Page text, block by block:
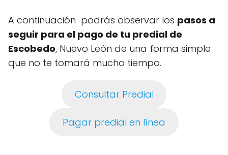
A continuación podrás observar los pasos a
seguir para el pago de tu predial de
Escobedo, Nuevo León de una forma simple
que no te tomará mucho tiempo.
Consultar Predial
Pagar predial en línea